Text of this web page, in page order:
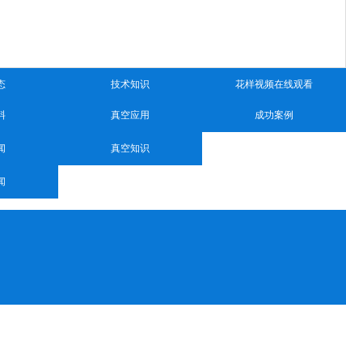
技术知识
真空应用
真空知识
花样视频在线观看
成功案例